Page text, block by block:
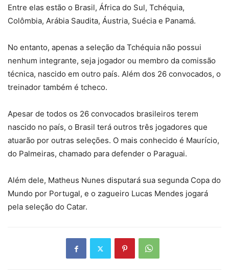
Entre elas estão o Brasil, África do Sul, Tchéquia,
Colômbia, Arábia Saudita, Áustria, Suécia e Panamá.
No entanto, apenas a seleção da Tchéquia não possui
nenhum integrante, seja jogador ou membro da comissão
técnica, nascido em outro país. Além dos 26 convocados, o
treinador também é tcheco.
Apesar de todos os 26 convocados brasileiros terem
nascido no país, o Brasil terá outros três jogadores que
atuarão por outras seleções. O mais conhecido é Maurício,
do Palmeiras, chamado para defender o Paraguai.
Além dele, Matheus Nunes disputará sua segunda Copa do
Mundo por Portugal, e o zagueiro Lucas Mendes jogará
pela seleção do Catar.